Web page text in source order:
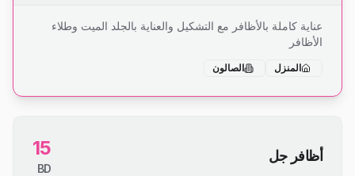
عناية كاملة بالأظافر مع التشكيل والعناية بالجلد الميت وطلاء
الأظافر
المنزل الصالون
أظافر جل 15
BD